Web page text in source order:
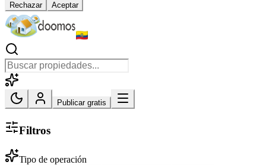
Rechazar Aceptar
Publicar gratis
Filtros
Tipo de operación